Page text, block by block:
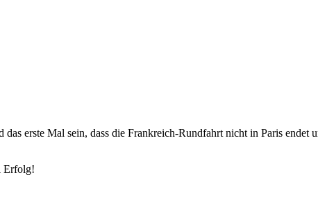
das erste Mal sein, dass die Frankreich-Rundfahrt nicht in Paris endet
Erfolg!